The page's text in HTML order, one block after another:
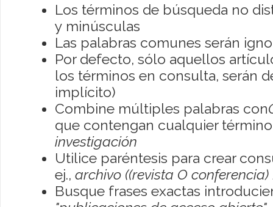
Los términos de búsqueda no
y minúsculas
Las palabras comunes serán
Por defecto, sólo aquellos
los términos en consulta, serán
implícito)
Combine múltiples palabras con
que contengan cualquier
investigación
Utilice paréntesis para crear
ej., archivo ((revista O conferencia)
Busque frases exactas